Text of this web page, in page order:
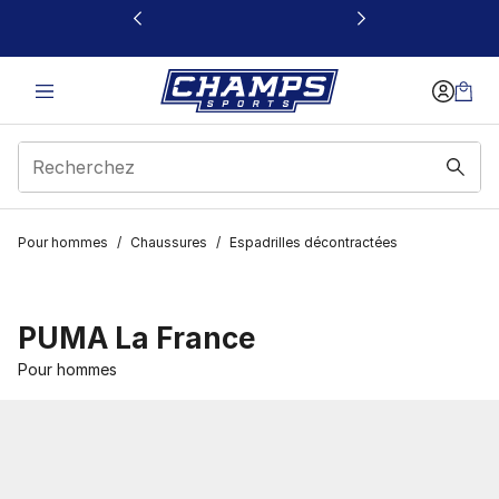
Ce lien s’ouvrira dans une nouvelle fenêtre
Pour hommes / Chaussures / Espadrilles décontractées
PUMA La France
Pour hommes